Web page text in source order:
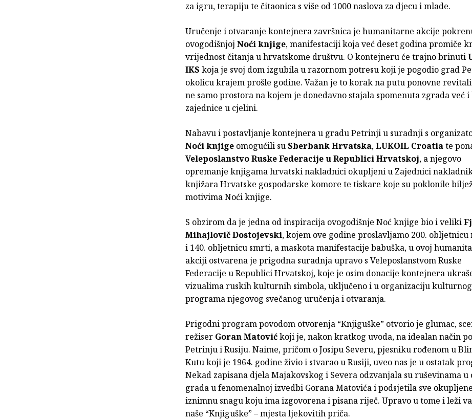
za igru, terapiju te čitaonica s više od 1000 naslova za djecu i mlade.
Uručenje i otvaranje kontejnera završnica je humanitarne akcije
ovogodišnjoj Noći knjige, manifestaciji koja već deset godina promiče
vrijednost čitanja u hrvatskome društvu. O kontejneru će trajno brinuti
IKS koja je svoj dom izgubila u razornom potresu koji je pogodio grad
okolicu krajem prošle godine. Važan je to korak na putu ponovne
ne samo prostora na kojem je donedavno stajala spomenuta zgrada već
zajednice u cjelini.
Nabavu i postavljanje kontejnera u gradu Petrinji u suradnji s
Noći knjige omogućili suSberbank Hrvatska,LUKOIL Croatiate
Veleposlanstvo Ruske Federacije u Republici Hrvatskoj, a njegovo
opremanje knjigama hrvatski nakladnici okupljeni u Zajednici
knjižara Hrvatske gospodarske komore te tiskare koje su poklonile
motivima Noći knjige.
S obzirom da je jedna od inspiracija ovogodišnje Noć knjige bio i veliki
Mihajlovič Dostojevski, kojem ove godine proslavljamo 200. obljetnicu
i 140. obljetnicu smrti, a maskota manifestacije babuška, u ovoj
akciji ostvarena je prigodna suradnja upravo s Veleposlanstvom Ruske
Federacije u Republici Hrvatskoj, koje je osim donacije kontejnera
vizualima ruskih kulturnih simbola, uključeno i u organizaciju kulturnog
programa njegovog svečanog uručenja i otvaranja.
Prigodni program povodom otvorenja “Knjiguške” otvorio je glumac,
režiser Goran Matovićkoji je, nakon kratkog uvoda, na idealan način
Petrinju i Rusiju. Naime, pričom o Josipu Severu, pjesniku rođenom u
Kutu koji je 1964. godine živio i stvarao u Rusiji, uveo nas je u ostatak
Nekad zapisana djela Majakovskog i Severa odzvanjala su ruševinama
grada u fenomenalnoj izvedbi Gorana Matovića i podsjetila sve
iznimnu snagu koju ima izgovorena i pisana riječ. Upravo u tome i leži
naše “Knjiguške” – mjesta ljekovitih priča.